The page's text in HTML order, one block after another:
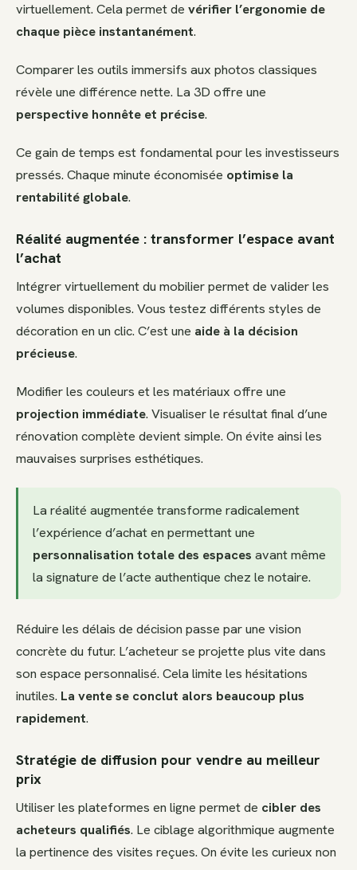
virtuellement. Cela permet de vérifier l’ergonomie de
chaque pièce instantanément.
Comparer les outils immersifs aux photos classiques
révèle une différence nette. La 3D offre une
perspective honnête et précise.
Ce gain de temps est fondamental pour les investisseurs
pressés. Chaque minute économisée optimise la
rentabilité globale.
Réalité augmentée : transformer l’espace avant
l’achat
Intégrer virtuellement du mobilier permet de valider les
volumes disponibles. Vous testez différents styles de
décoration en un clic. C’est une aide à la décision
précieuse.
Modifier les couleurs et les matériaux offre une
projection immédiate. Visualiser le résultat final d’une
rénovation complète devient simple. On évite ainsi les
mauvaises surprises esthétiques.
La réalité augmentée transforme radicalement
l’expérience d’achat en permettant une
personnalisation totale des espaces avant même
la signature de l’acte authentique chez le notaire.
Réduire les délais de décision passe par une vision
concrète du futur. L’acheteur se projette plus vite dans
son espace personnalisé. Cela limite les hésitations
inutiles. La vente se conclut alors beaucoup plus
rapidement.
Stratégie de diffusion pour vendre au meilleur
prix
Utiliser les plateformes en ligne permet de cibler des
acheteurs qualifiés. Le ciblage algorithmique augmente
la pertinence des visites reçues. On évite les curieux non